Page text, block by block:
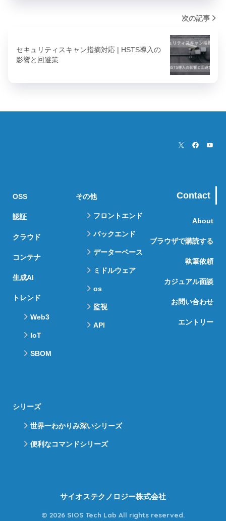
次の記事
セキュリティスキャン指摘対応 | HSTS導入の
影響と回避策
OSS
認証
クラウド
コンテナ
生成AI
トレンド
Web3
IoT
SBOM
その他
フロントエンド
バックエンド
データーベース
ミドルウェア
os
監視
API
シリーズ
世界一わかりみ深いシリーズ
便利なコマンドシリーズ
Contact
About
ブラウザで購読する
執筆依頼
カジュアル面談
お問い合わせ
エントリー
サイオステクノロジー株式会社
© 2026 SIOS Tech Lab All rights reserved.